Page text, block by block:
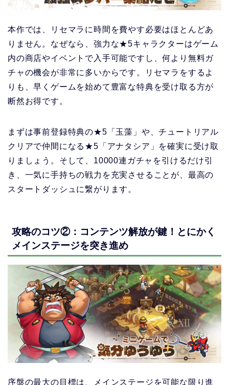
本作では、リセマラに時間を費やす必要はほとんどあ
りません。なぜなら、強力な★5キャラクターはゲーム
内の商店やイベントで入手可能ですし、何より無料ガ
チャの機会が非常に多いからです。リセマラをするよ
りも、早くゲームを始めて豊富な特典を受け取る方が
断然お得です。
まずは事前登録特典の★5「玉藻」や、チュートリアル
クリアで仲間になる★5「アナタシア」を確実に受け取
りましょう。そして、10000連ガチャを引けるだけ引
き、一気に手持ちの戦力を充実させることが、最高の
スタートダッシュに繋がります。
攻略のコツ②：コンテンツ解放が鍵！とにかく
メインステージを突き進め
序盤の最大の目標は、メインステージを可能な限り進